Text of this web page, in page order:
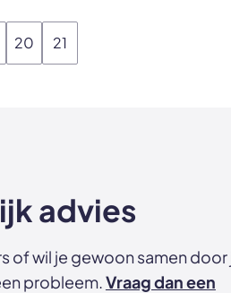
20 21
advies
of wil je gewoon samen door
probleem.Vraag dan een